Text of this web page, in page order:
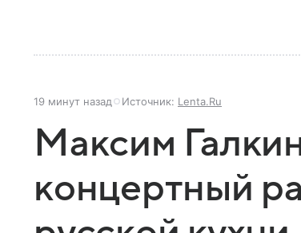
19 минут назад Источник: Lenta.Ru
Максим
концертный